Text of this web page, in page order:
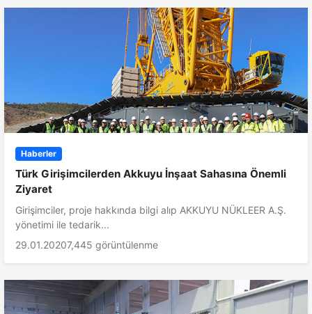
Haberler
Türk Girişimcilerden Akkuyu İnşaat Sahasına Önemli
Ziyaret
Girişimciler, proje hakkında bilgi alıp AKKUYU NÜKLEER A.Ş.
yönetimi ile tedarik...
29.01.20207,445 görüntülenme